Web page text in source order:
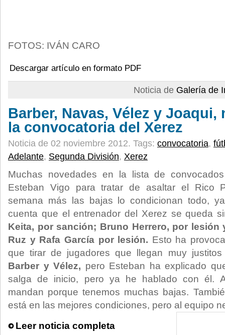
FOTOS: IVÁN CARO
Descargar artículo en formato PDF
Noticia de Galería de
Barber, Navas, Vélez y Joaqui,
la convocatoria del Xerez
Noticia de 02 noviembre 2012. Tags: convocatoria,
Adelante, Segunda División, Xerez
Muchas novedades en la lista de
Esteban Vigo para tratar de asaltar el Rico
semana más las bajas lo condicionan todo,
cuenta que el entrenador del Xerez se queda
Keita, por sanción; Bruno Herrero, por lesión
Ruz y Rafa García por lesión. Esto ha
que tirar de jugadores que llegan muy
Barber y Vélez, pero Esteban ha explicado
salga de inicio, pero ya he hablado con él.
mandan porque tenemos muchas bajas.
está en las mejores condiciones, pero al equipo
Leer noticia completa